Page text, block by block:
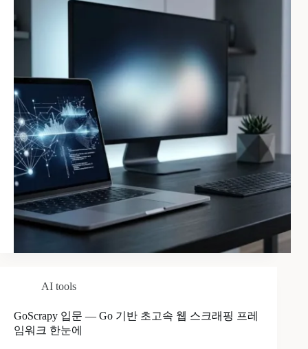
AI tools
GoScrapy 입문 — Go 기반 초고속 웹 스크래핑 프레
임워크 한눈에